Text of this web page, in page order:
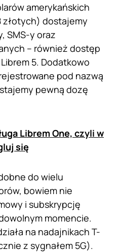
amerykańskich
złotych) dostajemy
SMS-y oraz
– również dostęp
5. Dodatkowo
pod nazwą
pewną dozę
Librem One, czyli w
się
do wielu
bowiem nie
i subskrypcję
momencie.
na nadajnikach T-
z sygnałem 5G).